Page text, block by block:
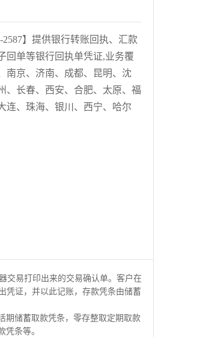
】提供银行转账回执、汇款
回单等银行回执单凭证,业务覆
南京、济南、成都、昆明、沈
、长春、西安、合肥、太原、福
连、珠海、银川、西宁、哈尔
交易打印出来的交易确认单。客户在
凭证，并以此记账，存款凭条由储蓄
期储蓄取款凭条，零存整取定期取款
条等。